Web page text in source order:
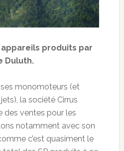
appareils produits par
Duluth.
monomoteurs (et
la société Cirrus
des ventes pour les
notamment avec son
c’est quasiment le